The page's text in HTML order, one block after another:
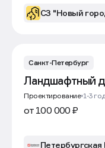
Санкт-Петербург
Ландшафтный
Проектирование